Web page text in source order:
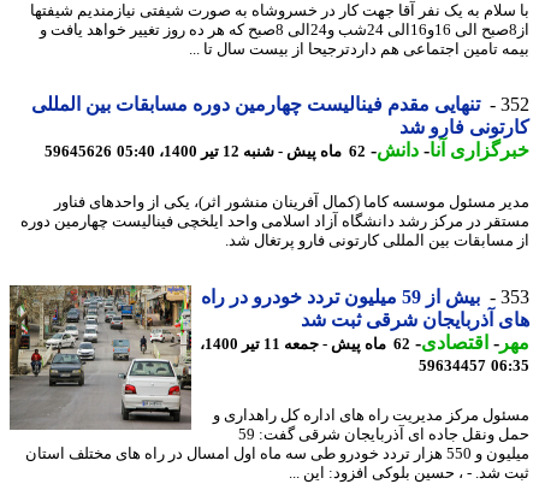
به یک نفر آقا جهت کار در خسروشاه به صورت شیفتی نیازمندیم شیفتها
از8صبح الی 16و16الی 24شب و24الی 8صبح که هر ده روز تغییر خواهد یافت و
تامین اجتماعی هم داردترجیحا از بیست سال تا ...
تنهایی مقدم فینالیست چهارمین دوره مسابقات بین المللی
فارو شد
آنا- دانش -62 ماه پیش - شنبه 12 تیر 1400، 05:40 59645626
مسئول موسسه کاما (کمال آفرینان منشور اثر)، یکی از واحدهای فناور
در مرکز رشد دانشگاه آزاد اسلامی واحد ایلخچی فینالیست چهارمین دوره
بین المللی کارتونی فارو پرتغال شد.
بیش از 59 میلیون تردد خودرو در راه
آذربایجان شرقی ثبت شد
-اقتصادی-
62 ماه پیش - جمعه 11 تیر 1400،
59634457
مرکز مدیریت راه های اداره کل راهداری و
حمل ونقل جاده ای آذربایجان شرقی گفت: 59
میلیون و 550 هزار تردد خودرو طی سه ماه اول امسال در راه های مختلف استان
شد. - ، حسین بلوکی افزود: این ...